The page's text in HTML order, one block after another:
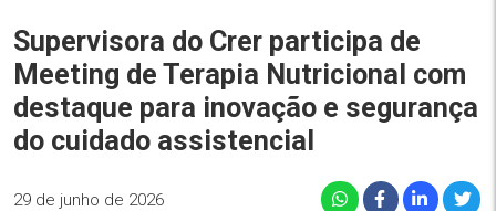
Supervisora do Crer participa de
Meeting de Terapia Nutricional com
destaque para inovação e segurança
do cuidado assistencial
29 de junho de 2026